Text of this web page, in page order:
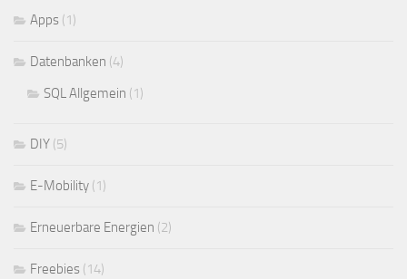
Apps (1)
Datenbanken (4)
SQL Allgemein (1)
DIY (5)
E-Mobility (1)
Erneuerbare Energien (2)
Freebies (14)